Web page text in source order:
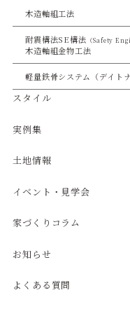
木造軸組工法
耐震構法SE構法 （Safety
木造軸組金物工法
軽量鉄骨システム（デイトナ
スタイル
実例集
土地情報
イベント・見学会
家づくりコラム
お知らせ
よくある質問